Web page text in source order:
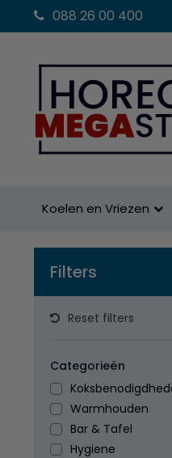
088 26 00 400
Koelen en Vriezen
Filters
Reset filters
Categorieën
Warmhouden
Bar & Tafel
Hygiene